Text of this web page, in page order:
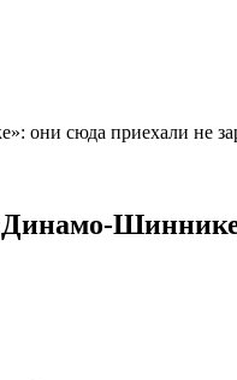
сюда приехали не